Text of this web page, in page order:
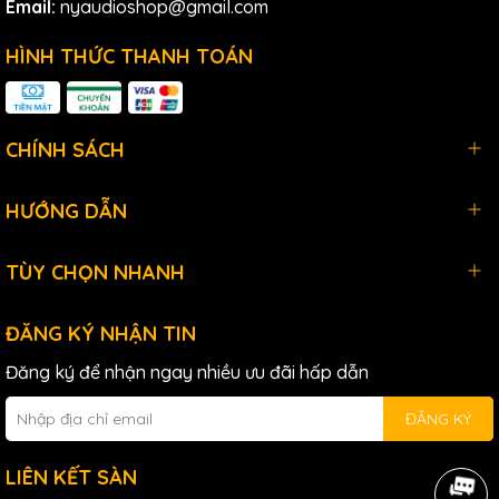
Mixer:
- Mixer digital với ultra-low noise, không gian input rộng lớn,
có thể điều khiển từ xa không dây
- Ứng dụng FLOW Mix cho điều khiển từ xa qua Bluetooth từ
điện thoại hoặc máy tính bảng iOS/Android
- Chức năng EZ-Gain phân tích tín hiệu trong ứng dụng của
- 2 preamp micro Midas với 48V phantom power và
- 2 cặp input stereo cân bằng, mỗi cặp có jack hi-Z cho kết
nối trực tiếp của guitar/bass
Email: nyaudioshop@gmail.com
HÌNH THỨC THANH TOÁN
CHÍNH SÁCH
HƯỚNG DẪN
TÙY CHỌN NHANH
ĐĂNG KÝ NHẬN TIN
Đăng ký để nhận ngay nhiều ưu đãi hấp dẫn
ĐĂNG KÝ
LIÊN KẾT SÀN